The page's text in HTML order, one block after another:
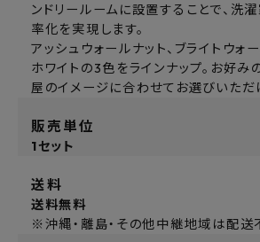
ンドリールームに設置することで、洗
率化を実現します。
アッシュウォールナット、ブライトウォ
ホワイトの3色をラインナップ。お好み
屋のイメージに合わせてお選びいただ
販売単位
1セット
送料
送料無料
※沖縄・離島・その他中継地域は配送